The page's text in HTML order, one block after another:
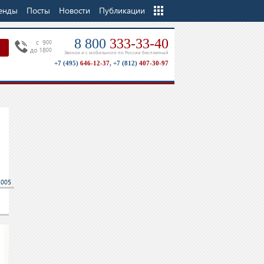
Посты Новости Публикации
Еще
c 900
до 1800 8 800 333-33-40
Звонок и с мобильного по России бесплатный
+7 (495) 646-12-37, +7 (812) 407-30-97